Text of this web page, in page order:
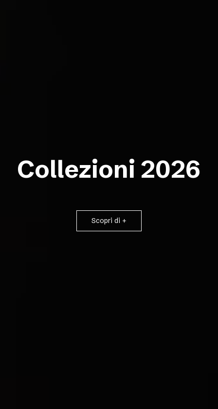
Collezioni 2026
Scopri di +